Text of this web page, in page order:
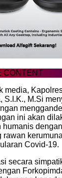
CONTENT
media,
S.I.K., M.Si
ini akan
humanis
rawan
Covid-19.
secara